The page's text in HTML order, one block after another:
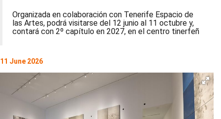
Organizada en colaboración con Tenerife Espacio de
las Artes, podrá visitarse del 12 junio al 11 octubre y,
contará con 2º capítulo en 2027, en el centro tinerfeñ
11 June 2026